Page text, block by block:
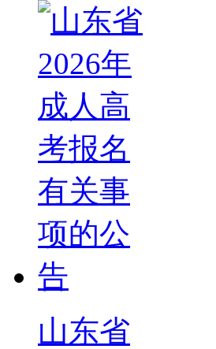
山东省